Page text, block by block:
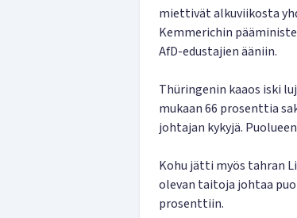
miettivät alkuviikosta
Kemmerichin
AfD-edustajien ääniin.
Thüringenin kaaos iski
mukaan 66 prosenttia
johtajan kykyjä.
Kohu jätti myös tahran
olevan taitoja johtaa
prosenttiin.